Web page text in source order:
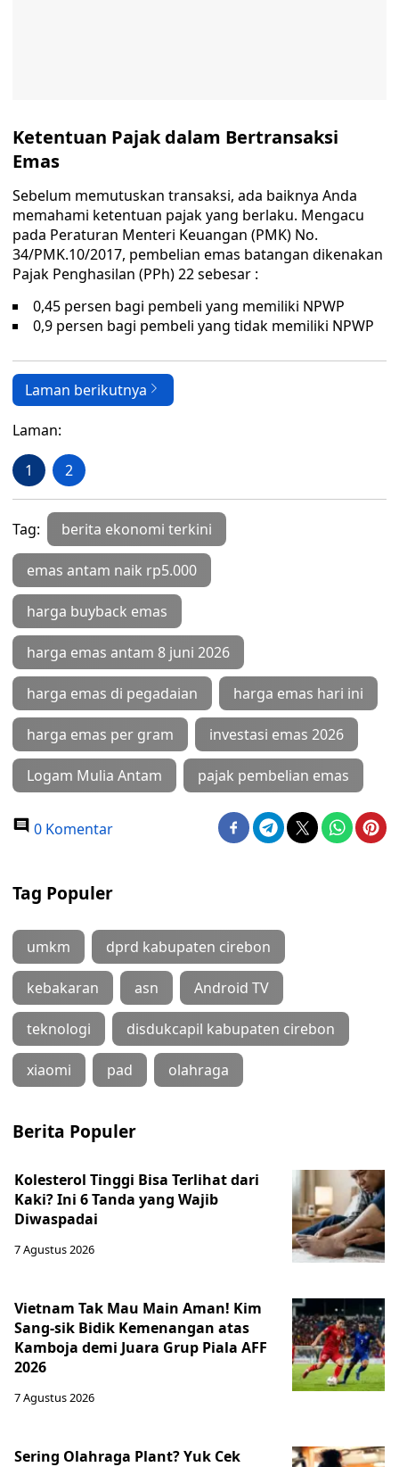
Ketentuan Pajak dalam Bertransaksi
Emas
Sebelum memutuskan transaksi, ada baiknya Anda
memahami ketentuan pajak yang berlaku. Mengacu
pada Peraturan Menteri Keuangan (PMK) No.
34/PMK.10/2017, pembelian emas batangan dikenakan
Pajak Penghasilan (PPh) 22 sebesar :
0,45 persen bagi pembeli yang memiliki NPWP
0,9 persen bagi pembeli yang tidak memiliki NPWP
Laman berikutnya
Laman:
1 2
Tag: berita ekonomi terkini
emas antam naik rp5.000
harga buyback emas
harga emas antam 8 juni 2026
harga emas di pegadaian harga emas hari ini
harga emas per gram investasi emas 2026
Logam Mulia Antam pajak pembelian emas
0 Komentar
Tag Populer
umkm dprd kabupaten cirebon
kebakaran asn Android TV
teknologi disdukcapil kabupaten cirebon
xiaomi pad olahraga
Berita Populer
Kolesterol Tinggi Bisa Terlihat dari
Kaki? Ini 6 Tanda yang Wajib
Diwaspadai
7 Agustus 2026
Vietnam Tak Mau Main Aman! Kim
Sang-sik Bidik Kemenangan atas
Kamboja demi Juara Grup Piala AFF
2026
7 Agustus 2026
Sering Olahraga Plant? Yuk Cek